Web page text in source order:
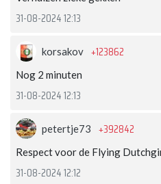
31-08-2024 12:13
korsakov +123862
Nog 2 minuten
31-08-2024 12:13
petertje73 +392842
Respect voor de Flying
31-08-2024 12:12